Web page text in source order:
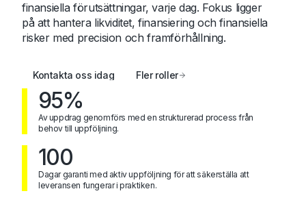
finansiella förutsättningar, varje dag. Fokus ligger
på att hantera likviditet, finansiering och finansiella
risker med precision och framförhållning.
Kontakta oss idag Fler roller
95%
Av uppdrag genomförs med en strukturerad process från
behov till uppföljning.
100
Dagar garanti med aktiv uppföljning för att säkerställa att
leveransen fungerar i praktiken.